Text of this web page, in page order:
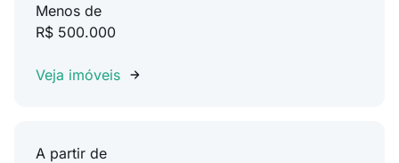
Menos de
R$ 500.000
Veja imóveis
A partir de